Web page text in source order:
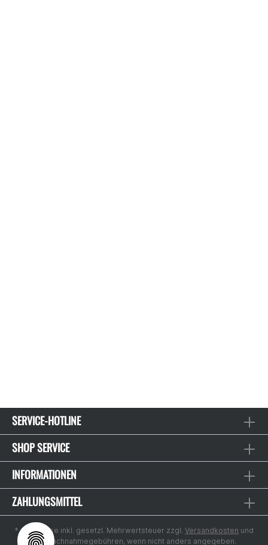
SERVICE-HOTLINE
SHOP SERVICE
INFORMATIONEN
ZAHLUNGSMITTEL
* Alle Preise inkl. gesetzl. Mehrwertsteuer zzgl. Versandkosten und
ggf. Nachnahmegebühren, wenn nicht anders angegeben.